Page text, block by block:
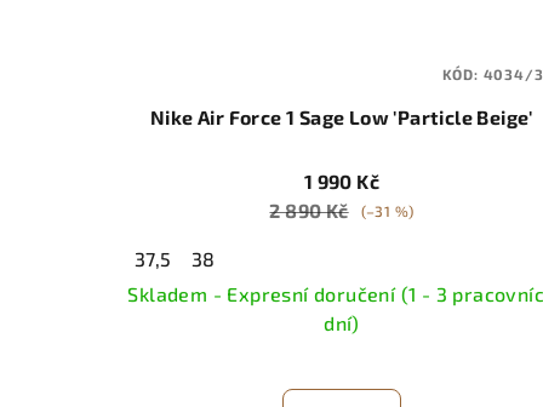
Nike Air Force 1 Sage Low 'Particle Beige'
1 990 Kč
2 890 Kč
(–31 %)
37,5
38
Skladem - Expresní doručení (1 - 3
dní)
KÓD: 4034/